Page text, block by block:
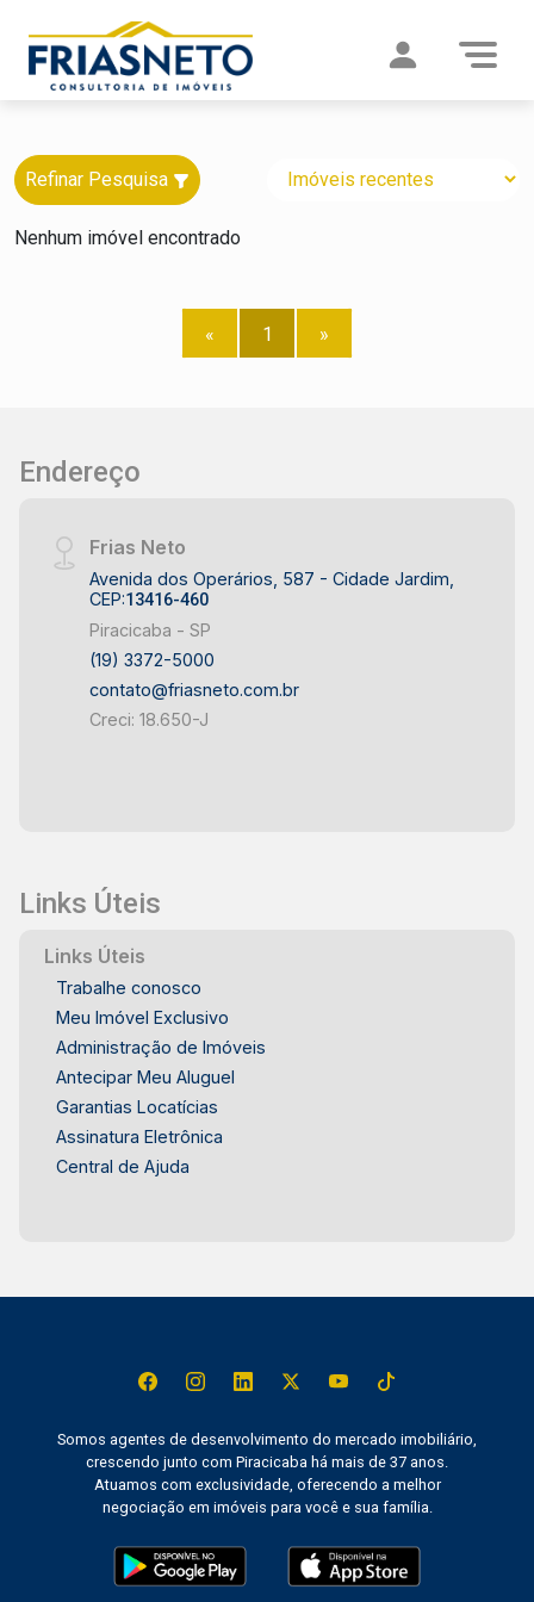
Refinar Pesquisa
Nenhum imóvel encontrado
« 1 »
Endereço
Frias Neto
Avenida dos Operários, 587 - Cidade Jardim,
CEP:13416-460
Piracicaba - SP
(19) 3372-5000
contato@friasneto.com.br
Creci: 18.650-J
Links Úteis
Links Úteis
Trabalhe conosco
Meu Imóvel Exclusivo
Administração de Imóveis
Antecipar Meu Aluguel
Garantias Locatícias
Assinatura Eletrônica
Central de Ajuda
Somos agentes de desenvolvimento do mercado imobiliário,
crescendo junto com Piracicaba há mais de 37 anos.
Atuamos com exclusividade, oferecendo a melhor
negociação em imóveis para você e sua família.